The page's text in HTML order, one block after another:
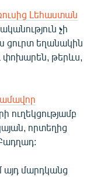
Լեհաստան
չի
ցուրտ եղանակին
փոխարեն, թերևս,
ուղեկցությամբ
որտեղից
այդ մարդկանց